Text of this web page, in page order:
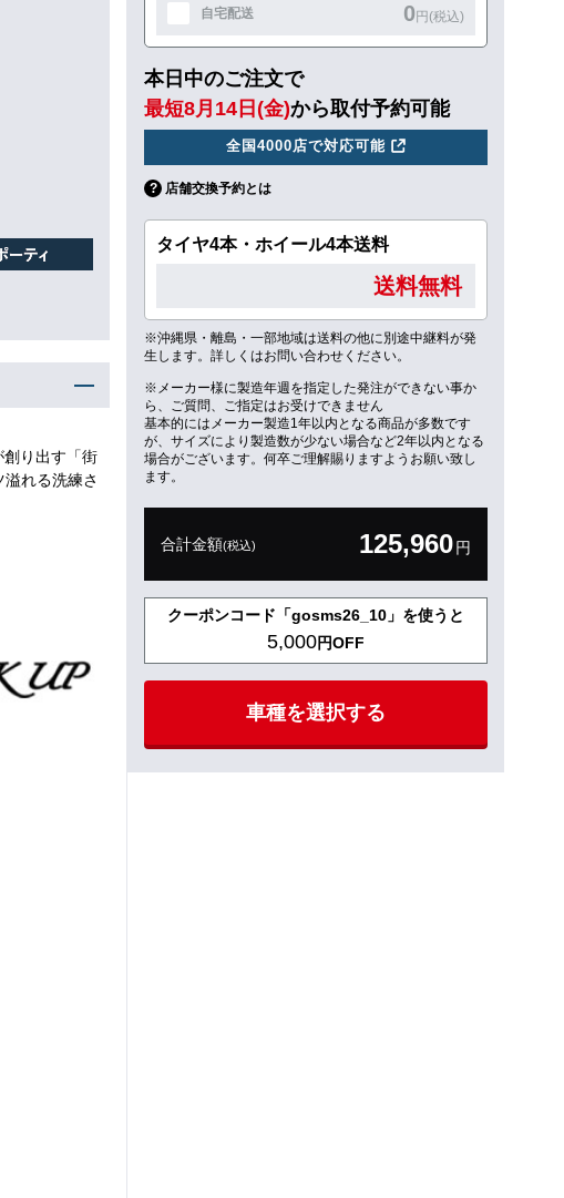
創り出す「街
れる洗練さ
自宅配送 0円(税込)
本日中のご注文で
最短8月14日(金)から取付予約可能
全国4000店で対応可能
店舗交換予約とは
タイヤ4本・ホイール4本送料
送料無料
※沖縄県・離島・一部地域は送料の他に別途中継料が発
生します。詳しくはお問い合わせください。
※メーカー様に製造年週を指定した発注ができない事か
ら、ご質問、ご指定はお受けできません
基本的にはメーカー製造1年以内となる商品が多数です
が、サイズにより製造数が少ない場合など2年以内となる
場合がございます。何卒ご理解賜りますようお願い致し
ます。
合計金額(税込) 125,960円
クーポンコード「gosms26_10」を使うと
5,000円OFF
車種を選択する